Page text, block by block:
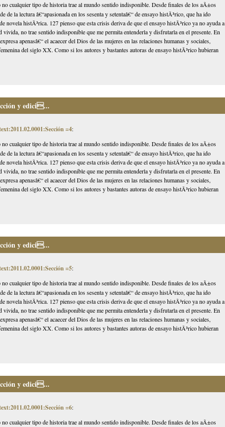
cualquier tipo de historia trae al mundo sentido indisponible. Desde finales de los aÃ±os
la lectura â€“apasionada en los sesenta y setentaâ€“ de ensayo histÃ³rico, que ha ido
novela histÃ³rica. 127 pienso que esta crisis deriva de que el ensayo histÃ³rico ya no ayuda a
no trae sentido indisponible que me permita entenderla y disfrutarla en el presente. En
apenasâ€“ el acaecer del Dios de las mujeres en las relaciones humanas y sociales,
del siglo XX. Como si los autores y bastantes autoras de ensayo histÃ³rico hubieran
y edici...
=4:
cualquier tipo de historia trae al mundo sentido indisponible. Desde finales de los aÃ±os
la lectura â€“apasionada en los sesenta y setentaâ€“ de ensayo histÃ³rico, que ha ido
novela histÃ³rica. 127 pienso que esta crisis deriva de que el ensayo histÃ³rico ya no ayuda a
no trae sentido indisponible que me permita entenderla y disfrutarla en el presente. En
apenasâ€“ el acaecer del Dios de las mujeres en las relaciones humanas y sociales,
del siglo XX. Como si los autores y bastantes autoras de ensayo histÃ³rico hubieran
y edici...
=5:
cualquier tipo de historia trae al mundo sentido indisponible. Desde finales de los aÃ±os
la lectura â€“apasionada en los sesenta y setentaâ€“ de ensayo histÃ³rico, que ha ido
novela histÃ³rica. 127 pienso que esta crisis deriva de que el ensayo histÃ³rico ya no ayuda a
no trae sentido indisponible que me permita entenderla y disfrutarla en el presente. En
apenasâ€“ el acaecer del Dios de las mujeres en las relaciones humanas y sociales,
del siglo XX. Como si los autores y bastantes autoras de ensayo histÃ³rico hubieran
y edici...
=6:
cualquier tipo de historia trae al mundo sentido indisponible. Desde finales de los aÃ±os